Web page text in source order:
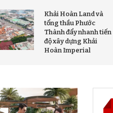
Khải Hoàn Land và
tổng thầu Phước
Thành đẩy nhanh tiến
độ xây dựng Khải
Hoàn Imperial